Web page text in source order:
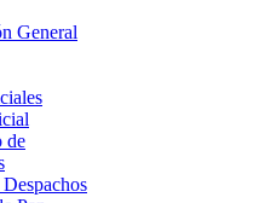
General
de